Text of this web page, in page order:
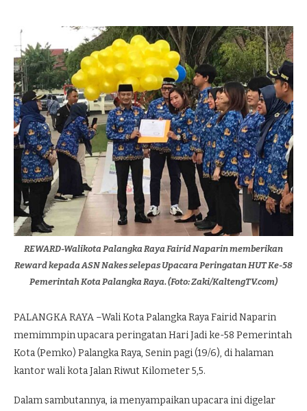
REWARD-Walikota Palangka Raya Fairid Naparin memberikan
Reward kepada ASN Nakes selepas Upacara Peringatan HUT Ke-58
Pemerintah Kota Palangka Raya. (Foto: Zaki/KaltengTV.com)
PALANGKA RAYA –Wali Kota Palangka Raya Fairid Naparin
memimmpin upacara peringatan Hari Jadi ke-58 Pemerintah
Kota (Pemko) Palangka Raya, Senin pagi (19/6), di halaman
kantor wali kota Jalan Riwut Kilometer 5,5.
Dalam sambutannya, ia menyampaikan upacara ini digelar